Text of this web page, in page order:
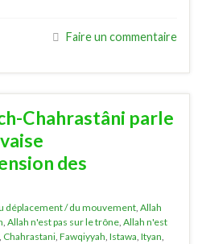
Faire un commentaire
Chahrastâni parle
des
déplacement / du mouvement, Allah
, Allah n'est pas sur le trône, Allah n'est
, Chahrastani, Fawqiyyah, Istawa, Ityan,